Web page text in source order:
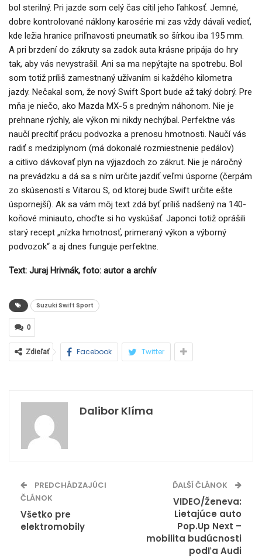
bol sterilný. Pri jazde som celý čas cítil jeho ľahkosť. Jemné,
dobre kontrolované náklony karosérie mi zas vždy dávali vedieť,
kde ležia hranice priľnavosti pneumatík so šírkou iba 195 mm.
A pri brzdení do zákruty sa zadok auta krásne pripája do hry
tak, aby vás nevystrašil. Ani sa ma nepýtajte na spotrebu. Bol
som totiž príliš zamestnaný užívaním si každého kilometra
jazdy. Nečakal som, že nový Swift Sport bude až taký dobrý. Pre
mňa je niečo, ako Mazda MX-5 s predným náhonom. Nie je
prehnane rýchly, ale výkon mi nikdy nechýbal. Perfektne vás
naučí precítiť prácu podvozka a prenosu hmotnosti. Naučí vás
radiť s medziplynom (má dokonalé rozmiestnenie pedálov)
a citlivo dávkovať plyn na výjazdoch zo zákrut. Nie je náročný
na prevádzku a dá sa s ním určite jazdiť veľmi úsporne (čerpám
zo skúseností s Vitarou S, od ktorej bude Swift určite ešte
úspornejší). Ak sa vám môj text zdá byť príliš nadšený na 140-
koňové miniauto, choďte si ho vyskúšať. Japonci totiž oprášili
starý recept „nízka hmotnosť, primeraný výkon a výborný
podvozok“ a aj dnes funguje perfektne.
Text: Juraj Hrivnák, foto: autor a archív
Suzuki Swift Sport
0
Zdieľať Facebook Twitter
Dalibor Klíma
PREDCHÁDZAJÚCI
ČLÁNOK
Všetko pre
elektromobily
ĎALŠÍ ČLÁNOK
VIDEO/Ženeva:
Lietajúce auto
Pop.Up Next –
mobilita budúcnosti
podľa Audi